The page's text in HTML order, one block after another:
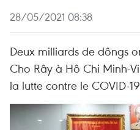
28/05/2021 08:38
Deux milliards de dôngs
Cho Rây à Hô Chi Minh-
la lutte contre le COVID-